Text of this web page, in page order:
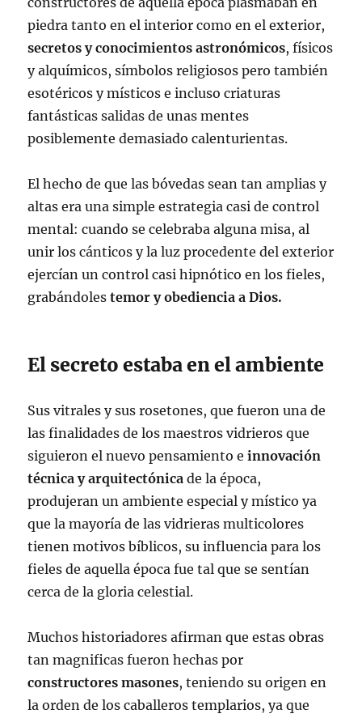
piedra tanto en el interior como en el exterior,
secretos y conocimientos astronómicos, físicos
y alquímicos, símbolos religiosos pero también
esotéricos y místicos e incluso criaturas
fantásticas salidas de unas mentes
posiblemente demasiado calenturientas.
El hecho de que las bóvedas sean tan amplias y
altas era una simple estrategia casi de control
mental: cuando se celebraba alguna misa, al
unir los cánticos y la luz procedente del exterior
ejercían un control casi hipnótico en los fieles,
grabándolestemor y obediencia a Dios.
El secreto estaba en el ambiente
Sus vitrales y sus rosetones, que fueron una de
las finalidades de los maestros vidrieros que
siguieron el nuevo pensamiento einnovación
técnica y arquitectónica de la época,
produjeran un ambiente especial y místico ya
que la mayoría de las vidrieras multicolores
tienen motivos bíblicos, su influencia para los
fieles de aquella época fue tal que se sentían
cerca de la gloria celestial.
Muchos historiadores afirman que estas obras
tan magnificas fueron hechas por
constructores masones, teniendo su origen en
la orden de los caballeros templarios, ya que